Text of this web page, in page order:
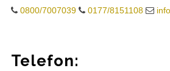
0800/7007039 0177/8151108
Telefon: